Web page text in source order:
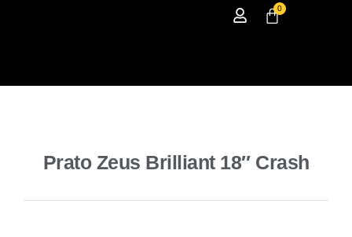
0
Prato Zeus Brilliant 18″ Crash